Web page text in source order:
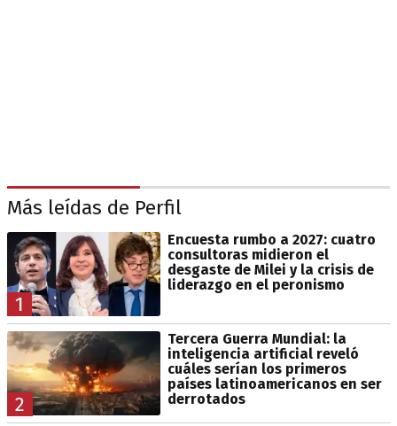
Más leídas de Perfil
1
Encuesta rumbo a 2027: cuatro
consultoras midieron el
desgaste de Milei y la crisis de
liderazgo en el peronismo
2
Tercera Guerra Mundial: la
inteligencia artificial reveló
cuáles serían los primeros
países latinoamericanos en ser
derrotados